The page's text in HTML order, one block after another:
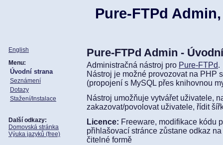
Pure-FTPd
English
Menu:
Úvodní strana
Seznámení
Dotazy
Stažení/Instalace
Další odkazy:
Domovská stránka
Výuka jazyků (free)
Pure-FTPd Admin -
Administračná nástroj pro Pure-FTPd.
Nástroj je možné provozovat na PHP
(propojení s MySQL přes knihovnou
Nástroj umožňuje vytvářet uživatele,
zakazovat/povolovat uživatele, řídit
Licence: Freeware, modifikace kódu
přihlašovací stránce zůstane odkaz
čitelné formě